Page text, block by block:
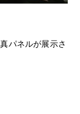
パネルが展示さ